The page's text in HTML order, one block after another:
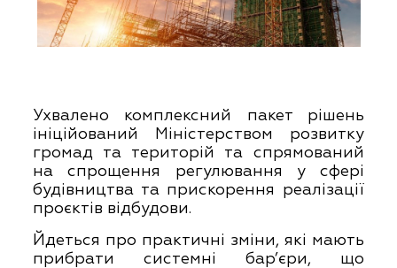
Ухвалено комплексний пакет рішень
ініційований Міністерством розвитку
громад та територій та спрямований
на спрощення регулювання у сфері
будівництва та прискорення реалізації
проєктів відбудови.
Йдеться про практичні зміни, які мають
прибрати системні бар’єри, що